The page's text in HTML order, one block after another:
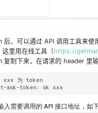
后，可以通过 API 调用工具来使
这里用在线工具（https://
复制下来，在请求的 header 里输
xxx 为 token
入需要调用的 API 接口地址，如